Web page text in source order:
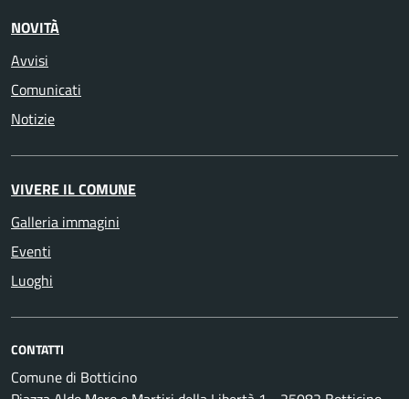
NOVITÀ
Avvisi
Comunicati
Notizie
VIVERE IL COMUNE
Galleria immagini
Eventi
Luoghi
CONTATTI
Comune di Botticino